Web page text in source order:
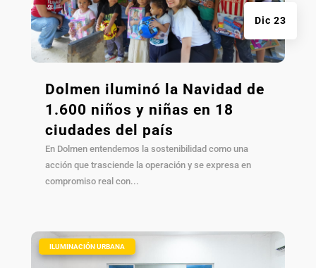
Dolmen iluminó la Navidad de
1.600 niños y niñas en 18
ciudades del país
Dic 23
En Dolmen entendemos la sostenibilidad como una
acción que trasciende la operación y se expresa en
compromiso real con...
ILUMINACIÓN URBANA